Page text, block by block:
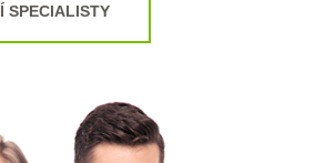
SPECIALISTY